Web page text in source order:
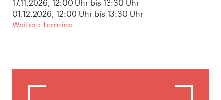
17.11.2026, 12:00 Uhr bis 13:30 Uhr
01.12.2026, 12:00 Uhr bis 13:30 Uhr
Weitere Termine